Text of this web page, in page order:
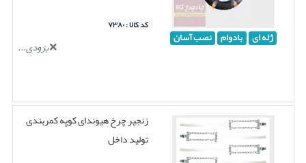
ژله ای بادوام نصب آسان
کد کالا : ۷۳۸۰
بزودی...
زنجیر چرخ هیوندای کوپه کمربندی
تولید داخل